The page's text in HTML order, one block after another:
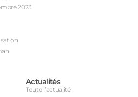
2023
Actualités
Toute l’actualité